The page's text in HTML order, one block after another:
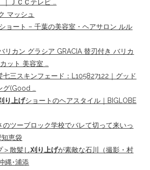
ＪＣＣテレビ …
マッシュ
ョート – 千葉の美容室・ヘアサロン ルル
リカン グラシア GRACIA 替刃付き バリカ
ット 美容室 …
七三スキンフェード：L105827122｜グッド
(Good …
り上げショートのヘアスタイル｜BIGLOBE
のツーブロック学校でバレて切って来いっ
知恵袋
＞散髪し刈り上げが素敵な石川（撮影・村
縄･浦添